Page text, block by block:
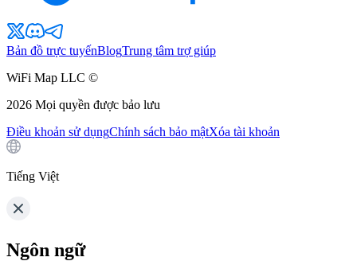
Bản đồ trực tuyếnBlogTrung tâm trợ giúp
WiFi Map LLC ©
2026 Mọi quyền được bảo lưu
Điều khoản sử dụngChính sách bảo mậtXóa tài khoản
Tiếng Việt
Ngôn ngữ